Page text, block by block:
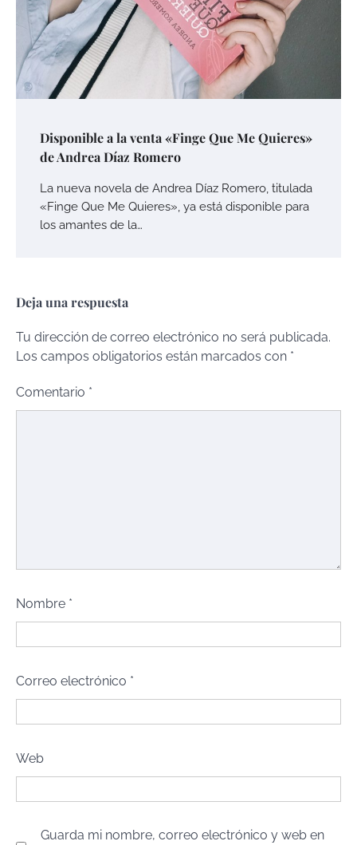
Disponible a la venta «Finge Que Me Quieres»
de Andrea Díaz Romero
La nueva novela de Andrea Díaz Romero, titulada
«Finge Que Me Quieres», ya está disponible para
los amantes de la…
Deja una respuesta
Tu dirección de correo electrónico no será publicada.
Los campos obligatorios están marcados con *
Comentario *
Nombre *
Correo electrónico *
Web
Guarda mi nombre, correo electrónico y web en